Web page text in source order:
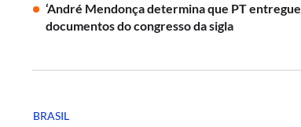
‘André Mendonça determina que PT entregue
documentos do congresso da sigla
BRASIL